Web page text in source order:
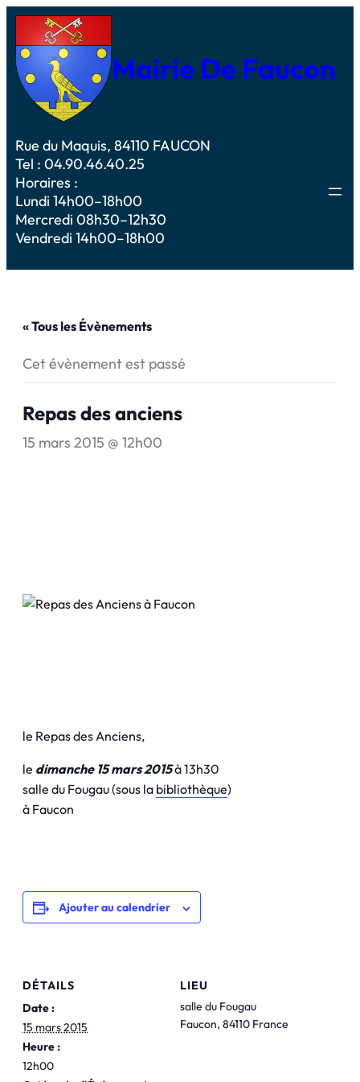
Mairie De Faucon
Rue du Maquis, 84110 FAUCON
Tel : 04.90.46.40.25
Horaires :
Lundi 14h00–18h00
Mercredi 08h30–12h30
Vendredi 14h00–18h00
« Tous les Évènements
Cet évènement est passé
Repas des anciens
15 mars 2015 @ 12h00
le Repas des Anciens,
le dimanche 15 mars 2015à 13h30
salle du Fougau (sous la bibliothèque)
à Faucon
Ajouter au calendrier
DÉTAILS
Date :
15 mars 2015
Heure :
12h00
LIEU
salle du Fougau
Faucon, 84110 France